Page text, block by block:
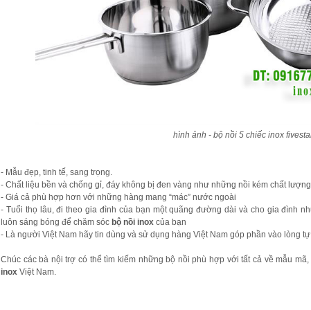
hình ảnh - bộ nồi 5 chiếc inox
- Mẫu đẹp, tinh tế, sang trọng.
- Chất liệu bền và chống gỉ, đáy không bị đen vàng như những nồi kém chất
- Giá cả phù hợp hơn với những hàng mang “mác” nước ngoài
- Tuổi thọ lâu, đi theo gia đình của bạn một quãng đường dài và cho gia đình
luôn sáng bóng để chăm sóc bộ nồi inox của bạn
- Là người Việt Nam hãy tin dùng và sử dụng hàng Việt Nam góp phần vào lòng
Chúc các bà nội trợ có thể tìm kiếm những bộ nồi phù hợp với tất cả về mẫu
inox Việt Nam.